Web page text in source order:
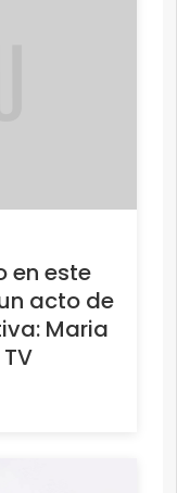
en este
acto de
Maria